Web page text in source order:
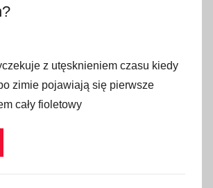
z utęsknieniem czasu kiedy
zimie pojawiają się pierwsze
cały fioletowy